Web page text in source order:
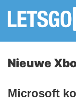
Nieuwe
Microsoft